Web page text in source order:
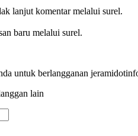
lanjut komentar melalui surel.
baru melalui surel.
untuk berlangganan
lain